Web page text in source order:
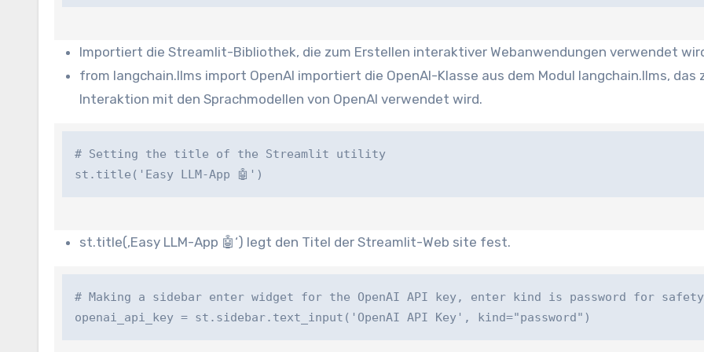
Importiert die Streamlit-Bibliothek, die zum Erstellen interaktiver Webanwendungen verwendet
from langchain.llms import OpenAI importiert die OpenAI-Klasse aus dem Modul langchain.llms, das
Interaktion mit den Sprachmodellen von OpenAI verwendet wird.
# Setting the title of the Streamlit utility
st.title('Easy LLM-App 🤖')
st.title(‚Easy LLM-App 🤖‘) legt den Titel der Streamlit-Web site fest.
# Making a sidebar enter widget for the OpenAI API key, enter kind is password for safety
openai_api_key = st.sidebar.text_input('OpenAI API Key', kind="password")